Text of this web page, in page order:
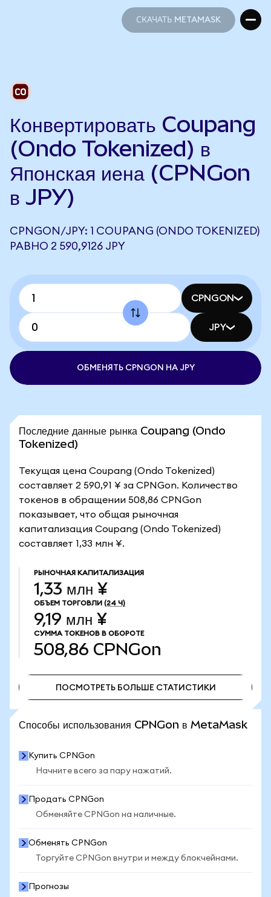
СКАЧАТЬ METAMASK
Конвертировать Coupang
(Ondo Tokenized) в
Японская иена (CPNGon
в JPY)
CPNGON/JPY: 1 COUPANG (ONDO TOKENIZED)
РАВНО 2 590,9126 JPY
CPNGON
JPY
ОБМЕНЯТЬ CPNGON НА JPY
Последние данные рынка Coupang (Ondo
Tokenized)
Текущая цена Coupang (Ondo Tokenized)
составляет 2 590,91 ¥ за CPNGon. Количество
токенов в обращении 508,86 CPNGon
показывает, что общая рыночная
капитализация Coupang (Ondo Tokenized)
составляет 1,33 млн ¥.
РЫНОЧНАЯ КАПИТАЛИЗАЦИЯ
1,33 млн ¥
ОБЪЕМ ТОРГОВЛИ (24 Ч)
9,19 млн ¥
СУММА ТОКЕНОВ В ОБОРОТЕ
508,86 CPNGon
ПОСМОТРЕТЬ БОЛЬШЕ СТАТИСТИКИ
Способы использования CPNGon в MetaMask
Купить CPNGon
Начните всего за пару нажатий.
Продать CPNGon
Обменяйте CPNGon на наличные.
Обменять CPNGon
Торгуйте CPNGon внутри и между блокчейнами.
Прогнозы